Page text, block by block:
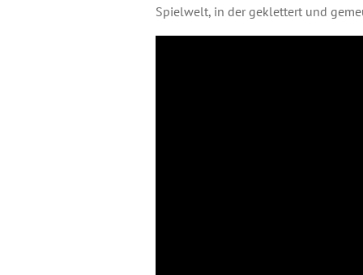
Spielwelt, in der geklettert und